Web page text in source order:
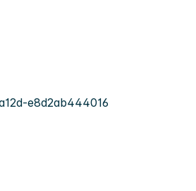
e8d2ab444016